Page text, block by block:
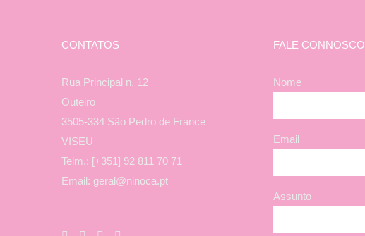
CONTATOS
Rua Principal n. 12
Outeiro
3505-334 São Pedro de France
VISEU
Telm.: [+351] 92 811 70 71
Email: geral@ninoca.pt
FALE CONNOSCO
Nome
Email
Assunto